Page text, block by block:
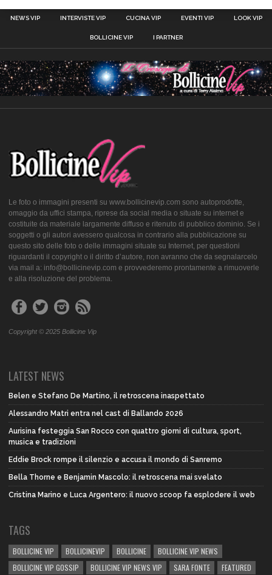
NEWS VIP INTERVISTE VIP CUCINA VIP EVENTI VIP LOOK VIP
BOLLICINE VIP I PARTNER
Le foto o immagini presenti su www.bollicinevip.com sono autoprodotte,
omaggio da uffici stampa, riprese da social media o situate su internet e
costituite da materiale largamente diffuso e ritenuto di pubblico dominio. Se i
soggetti o gli autori avessero qualcosa in contrario alla pubblicazione su
questo sito delle foto o delle immagini situate su Internet, per questioni
riguardanti il copyright o il diritto d’autore, non avranno che da segnalarcelo
via mail a: info@bollicinevip.com e provvederemo prontamente a rimuoverle
e alla risoluzione del problema.
Copyright © 2025 Bollicine Vip
LATEST NEWS
Belen e Stefano De Martino, il retroscena inaspettato
Alessandro Matri entra nel cast di Ballando 2026
Aurisina festeggia San Rocco con quattro giorni di cultura, sport,
musica e tradizioni
Eddie Brock rompe il silenzio e accusa il mondo di Sanremo
Bella Thorne e Benjamin Mascolo: il retroscena mai svelato
Cristina Marino e Luca Argentero: il nuovo scoop fa esplodere il web
TAGS
BOLLICINE VIP BOLLICINEVIP BOLLICINE
BOLLICINE VIP NEWS
BOLLICINE VIP GOSSIP
BOLLICINE VIP NEWS VIP SARA FONTE FEATURED